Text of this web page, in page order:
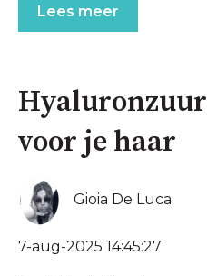
Lees meer
voor je haar
Gioia De Luca
7-aug-2025 14:45:27